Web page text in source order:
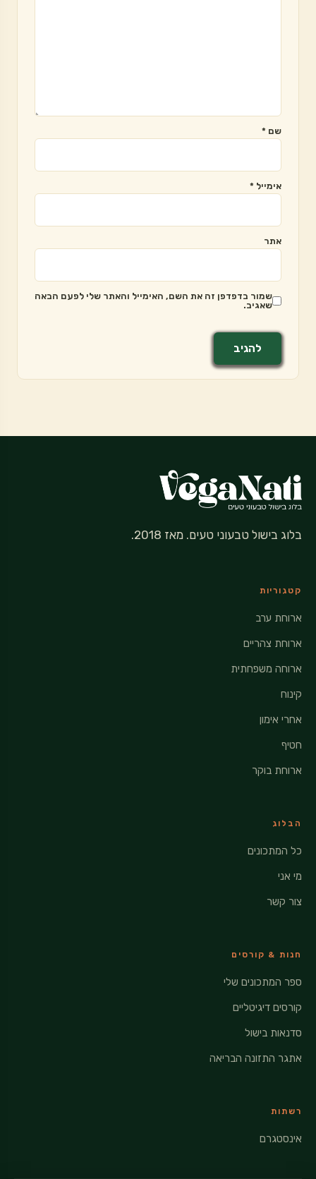
שם *
אימייל *
אתר
שמור בדפדפן זה את השם, האימייל והאתר שלי לפעם הבאה
שאגיב.
בלוג בישול טבעוני טעים. מאז 2018.
קטגוריות
ארוחת ערב
ארוחת צהריים
ארוחה משפחתית
קינוח
אחרי אימון
חטיף
ארוחת בוקר
הבלוג
כל המתכונים
מי אני
צור קשר
חנות & קורסים
ספר המתכונים שלי
קורסים דיגיטליים
סדנאות בישול
אתגר התזונה הבריאה
רשתות
אינסטגרם